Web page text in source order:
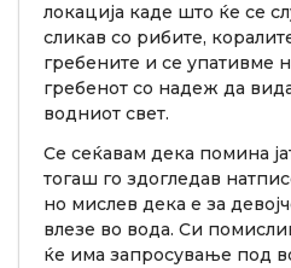
локација каде што ќе се
сликав со рибите,
гребените и се упативме
гребенот со надеж да
водниот свет.
Се сеќавам дека помина
тогаш го здогледав
но мислев дека е за
влезе во вода. Си
ќе има запросување под